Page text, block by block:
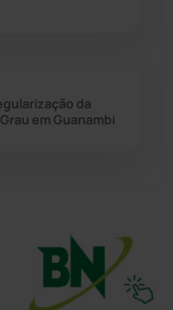
(12)
da
em Guanambi